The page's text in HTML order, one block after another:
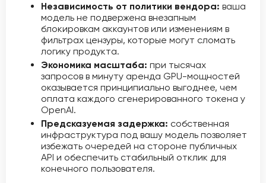
Независимость от политики вендора: ваша
модель не подвержена внезапным
блокировкам аккаунтов или изменениям в
фильтрах цензуры, которые могут сломать
логику продукта.
Экономика масштаба: при тысячах
запросов в минуту аренда GPU-мощностей
оказывается принципиально выгоднее, чем
оплата каждого сгенерированного токена у
OpenAI.
Предсказуемая задержка: собственная
инфраструктура под вашу модель позволяет
избежать очередей на стороне публичных
API и обеспечить стабильный отклик для
конечного пользователя.